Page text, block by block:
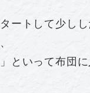
ートして少し
といって布団